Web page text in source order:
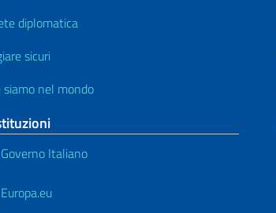
diplomatica
sicuri
siamo nel mondo
Governo Italiano
Europa.eu